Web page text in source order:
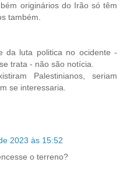
originários do Irão só têm
também.
da luta politica no ocidente -
trata - não são notícia.
Palestinianos, seriam
se interessaria.
2023 às 15:52
o terreno?